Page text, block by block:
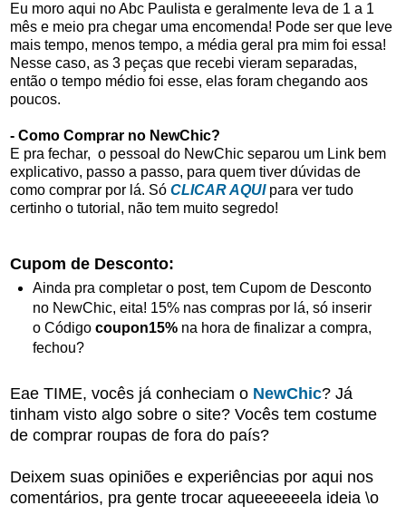
Eu moro aqui no Abc Paulista e geralmente leva de 1 a 1
mês e meio pra chegar uma encomenda! Pode ser que leve
mais tempo, menos tempo, a média geral pra mim foi essa!
Nesse caso, as 3 peças que recebi vieram separadas,
então o tempo médio foi esse, elas foram chegando aos
poucos.
- Como Comprar no NewChic?
E pra fechar, o pessoal do NewChic separou um Link bem
explicativo, passo a passo, para quem tiver dúvidas de
como comprar por lá. Só CLICAR AQUIpara ver tudo
certinho o tutorial, não tem muito segredo!
Cupom de Desconto:
Ainda pra completar o post, tem Cupom de Desconto
no NewChic, eita! 15% nas compras por lá, só inserir
o Código coupon15%na hora de finalizar a compra,
fechou?
Eae TIME, vocês já conheciam o NewChic? Já
tinham visto algo sobre o site? Vocês tem costume
de comprar roupas de fora do país?
Deixem suas opiniões e experiências por aqui nos
comentários, pra gente trocar aqueeeeeela ideia \o